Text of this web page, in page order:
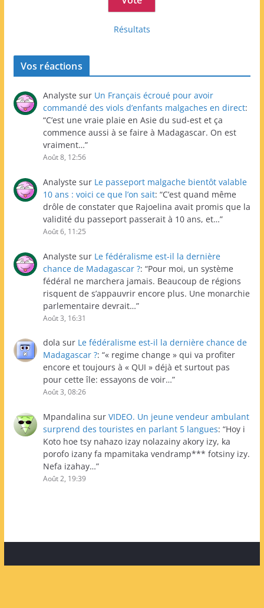
Résultats
Vos réactions
Analyste sur Un Français écroué pour avoir
commandé des viols d’enfants malgaches en direct:
“C’est une vraie plaie en Asie du sud-est et ça
commence aussi à se faire à Madagascar. On est
vraiment…”
Août 8, 12:56
Analyste sur Le passeport malgache bientôt valable
10 ans : voici ce que l’on sait: “C’est quand même
drôle de constater que Rajoelina avait promis que la
validité du passeport passerait à 10 ans, et…”
Août 6, 11:25
Analyste sur Le fédéralisme est-il la dernière
chance de Madagascar ?: “Pour moi, un système
fédéral ne marchera jamais. Beaucoup de régions
risquent de s’appauvrir encore plus. Une monarchie
parlementaire devrait…”
Août 3, 16:31
dola sur Le fédéralisme est-il la dernière chance de
Madagascar ?: “« regime change » qui va profiter
encore et toujours à « QUI » déjà et surtout pas
pour cette île: essayons de voir…”
Août 3, 08:26
Mpandalina sur VIDEO. Un jeune vendeur ambulant
surprend des touristes en parlant 5 langues: “Hoy i
Koto hoe tsy nahazo izay nolazainy akory izy, ka
porofo izany fa mpamitaka vendramp*** fotsiny izy.
Nefa izahay…”
Août 2, 19:39